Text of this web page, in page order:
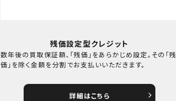
残価設定型クレジット
数年後の買取保証額、「残価」をあらかじめ設定。その「残
価」を除く金額を分割でお支払いいただきます。
詳細はこちら